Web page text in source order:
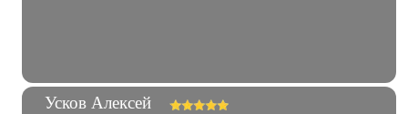
Усков Алексей